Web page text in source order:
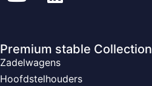
Premium stable Collection
Zadelwagens
Hoofdstelhouders